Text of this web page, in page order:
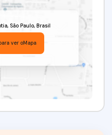
, São Paulo, Brasil
ver oMapa